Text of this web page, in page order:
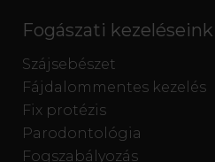
Fogászati kezeléseink
Szájsebészet
Fájdalommentes kezelés
Fix protézis
Parodontológia
Fogszabályozás